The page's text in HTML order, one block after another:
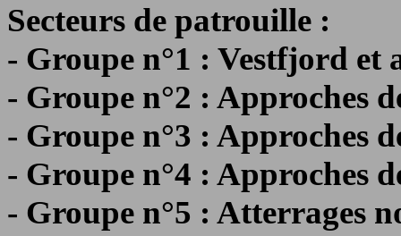
Secteurs de patrouille :
- Groupe n°1 : Vestfjord et
- Groupe n°2 : Approches
- Groupe n°3 : Approches
- Groupe n°4 : Approches
- Groupe n°5 : Atterrages